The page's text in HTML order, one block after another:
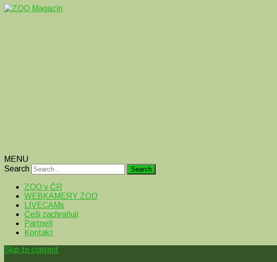
MENU
Search
ZOO v ČR
WEBKAMERY ZOO
LIVECAMs
Češi zachraňují
Partneři
Kontakt
Skip to content